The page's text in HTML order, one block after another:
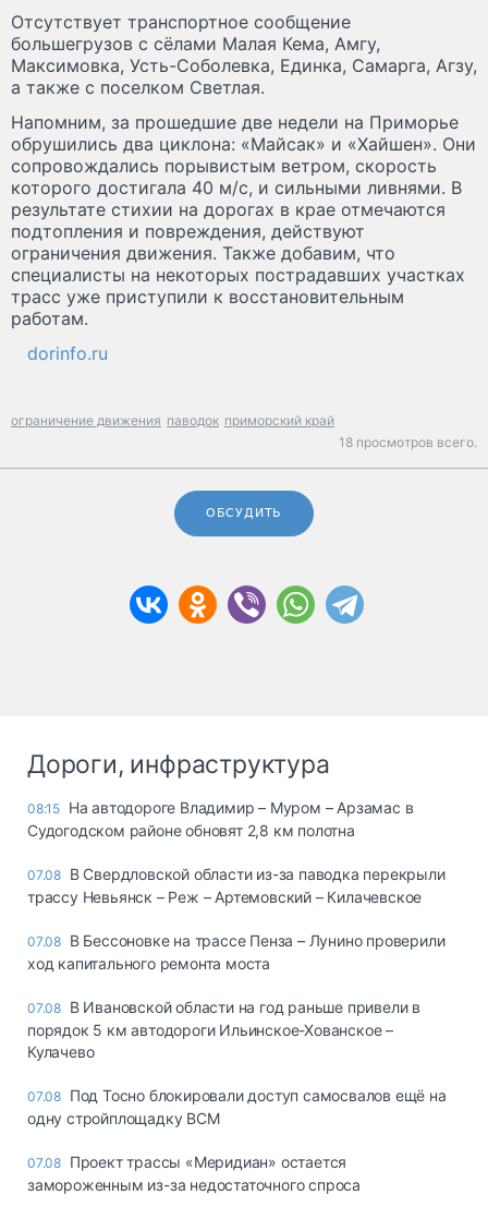
Отсутствует транспортное сообщение
большегрузов с сёлами Малая Кема, Амгу,
Максимовка, Усть-Соболевка, Единка, Самарга, Агзу,
а также с поселком Светлая.
Напомним, за прошедшие две недели на Приморье
обрушились два циклона: «Майсак» и «Хайшен». Они
сопровождались порывистым ветром, скорость
которого достигала 40 м/с, и сильными ливнями. В
результате стихии на дорогах в крае отмечаются
подтопления и повреждения, действуют
ограничения движения. Также добавим, что
специалисты на некоторых пострадавших участках
трасс уже приступили к восстановительным
работам.
dorinfo.ru
ограничение движения паводок приморский край
18 просмотров всего.
ОБСУДИТЬ
Дороги, инфраструктура
08:15 На автодороге Владимир – Муром – Арзамас в
Судогодском районе обновят 2,8 км полотна
07.08 В Свердловской области из-за паводка перекрыли
трассу Невьянск – Реж – Артемовский – Килачевское
07.08 В Бессоновке на трассе Пенза – Лунино проверили
ход капитального ремонта моста
07.08 В Ивановской области на год раньше привели в
порядок 5 км автодороги Ильинское-Хованское –
Кулачево
07.08 Под Тосно блокировали доступ самосвалов ещё на
одну стройплощадку ВСМ
07.08 Проект трассы «Меридиан» остается
замороженным из-за недостаточного спроса